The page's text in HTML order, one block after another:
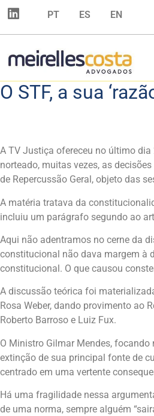
PT ES EN
O STF, a sua
A TV Justiça ofereceu no último
norteado, muitas vezes, as
de Repercussão Geral, objeto das
A matéria tratava da
incluiu um parágrafo segundo ao
Aqui não adentramos no cerne da
constitucional não dava margem à
constitucional. O que causou
A discussão teórica foi
Rosa Weber, dando provimento ao
Roberto Barroso e Luiz Fux.
O Ministro Gilmar Mendes,
extinção de sua principal fonte de
centrado em uma vertente
Há uma fragilidade nessa
de uma norma, sempre alguém